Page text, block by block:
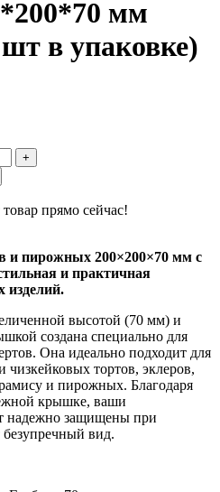
мм
в упаковке)
прямо сейчас!
и пирожных 200×200×70 мм с
и практичная
изделий.
высотой (70 мм) и
создана специально для
Она идеально подходит для
чизкейковых тортов, эклеров,
и пирожных. Благодаря
крышке, ваши
надежно защищены при
безупречный вид.